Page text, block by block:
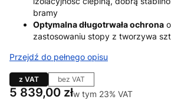
bramy
Optymalna długotrwała ochrona
zastosowaniu stopy z tworzywa
Przejdź do pełnego opisu
z VAT bez VAT
Cena
5 839,00 złw tym 23% VAT
w tym 23% VAT